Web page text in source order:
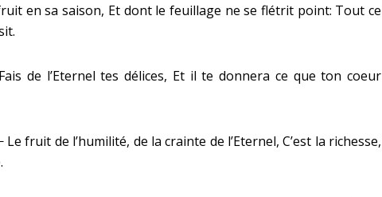
en sa saison, Et dont le feuillage ne se flétrit point: Tout ce
de l’Eternel tes délices, Et il te donnera ce que ton coeur
Le fruit de l’humilité, de la crainte de l’Eternel, C’est la richesse,